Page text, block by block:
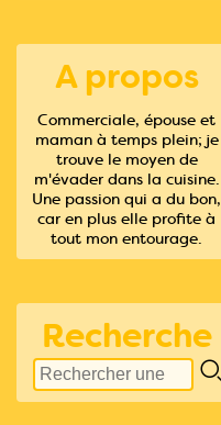
A propos
Commerciale, épouse et
maman à temps plein; je
trouve le moyen de
m'évader dans la cuisine.
Une passion qui a du bon,
car en plus elle profite à
tout mon entourage.
Recherche